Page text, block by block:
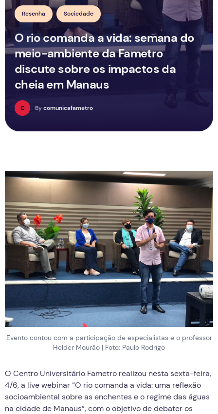
Resenha Sociedade
O rio comanda a vida: semana do
meio-ambiente da Fametro
discute sobre os impactos da
cheia em Manaus
C Bycomunicafametro
Evento contou com a participação de especialistas e o professor
Helder Mourão | Foto: Paulo Rodrigo
O Centro Universitário Fametro realizou nesta sexta-feira,
4/6, a live webinar “O rio comanda a vida: uma reflexão
socioambiental sobre as enchentes e o regime das águas
na cidade de Manaus”, com o objetivo de debater os